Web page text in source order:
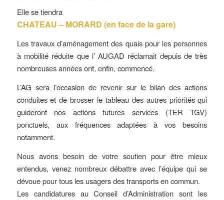
Elle se tiendra
CHATEAU – MORARD (en face de la gare)
Les travaux d’aménagement des quais pour les personnes
à mobilité réduite que l’ AUGAD réclamait depuis de très
nombreuses années ont, enfin, commencé.
L’AG sera l’occasion de revenir sur le bilan des actions
conduites et de brosser le tableau des autres priorités qui
guideront nos actions futures services (TER TGV)
ponctuels, aux fréquences adaptées à vos besoins
notamment.
Nous avons besoin de votre soutien pour être mieux
entendus, venez nombreux débattre avec l’équipe qui se
dévoue pour tous les usagers des transports en commun.
Les candidatures au Conseil d’Administration sont les